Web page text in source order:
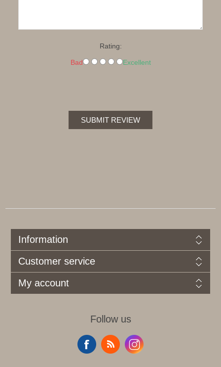
Rating:
Bad Excellent
SUBMIT REVIEW
Information
Customer service
My account
Follow us